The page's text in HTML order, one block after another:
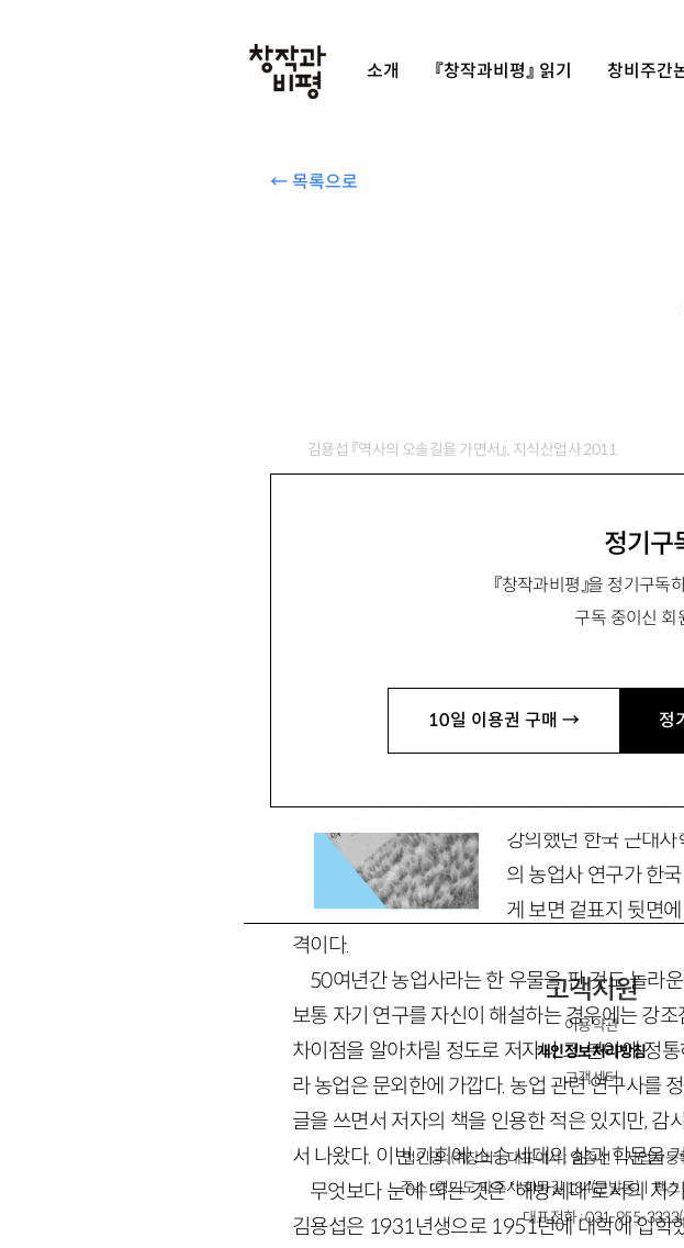
소개 『창작과비평』 읽기 창비주간
← 목록으로
정기구
『창작과비평』을 정기구
구독 중이신 회
10일 이용권 구매 → 정
김용섭 『역사의 오솔길을 가면서』, 지식산업사 2011
‘해방세
구상, 자료와 집필과
강의했던 한국 근대
의 농업사 연구가 한
게 보면 겉표지 뒷면
격이다.
50여년간 농업사라는 한 우물을 판 것도 놀라
보통 자기 연구를 자신이 해설하는 경우에는 강
차이점을 알아차릴 정도로 저자나 그 분야에 정
라 농업은 문외한에 가깝다. 농업 관련 연구사를
글을 쓰면서 저자의 책을 인용한 적은 있지만, 감
서 나왔다. 이번 기회에 스승 세대의 삶과 학문을
무엇보다 눈에 띄는 것은 ‘해방세대’로서의 자
김용섭은 1931년생으로 1951년에 대학에 입학
고객지원
이용약관
개인정보처리방침
고객센터
법인명 : ㈜창비ㅣ대표이사 : 염종선ㅣ사업자
주소 : 경기도 파주시 회동길 184(문발동)ㅣ팩
대표전화 : 031-955-